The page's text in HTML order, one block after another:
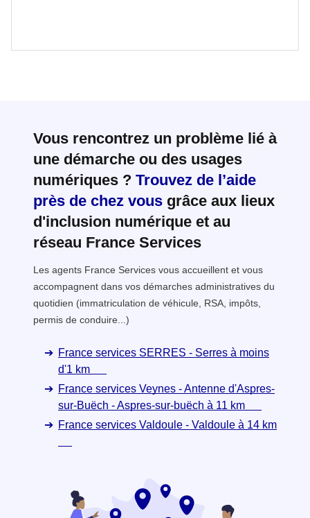
Vous rencontrez un problème lié à
une démarche ou des usages
numériques ? Trouvez de l’aide
près de chez vous grâce aux lieux
d'inclusion numérique et au
réseau France Services
Les agents France Services vous accueillent et vous
accompagnent dans vos démarches administratives du
quotidien (immatriculation de véhicule, RSA, impôts,
permis de conduire...)
France services SERRES - Serres à moins
d'1 km
France services Veynes - Antenne d'Aspres-
sur-Buëch - Aspres-sur-buëch à 11 km
France services Valdoule - Valdoule à 14 km